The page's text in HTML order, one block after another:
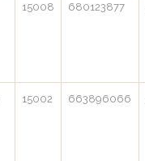
15008 680123877
15002 663896066